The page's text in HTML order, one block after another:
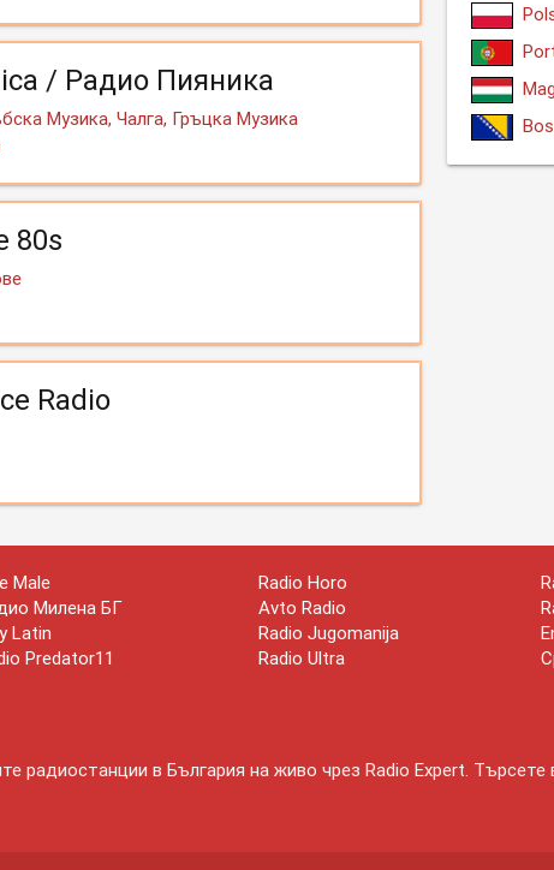
/ Радио Пияника
Музика, Чалга, Гръцка Музика
80s
Radio
Male
Милена БГ
Latin
Predator11
Radio Horo
Avto Radio
Radio Jugomanija
Radio Ultra
радиостанции в България на живо чрез Radio Expert.